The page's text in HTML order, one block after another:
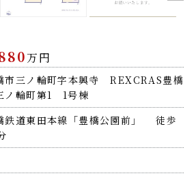
万円
市三ノ輪町字本興寺 REXCRAS豊橋
ノ輪町第1 1号棟
鉄道東田本線「豊橋公園前」 徒歩